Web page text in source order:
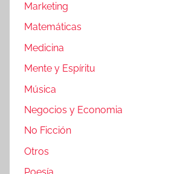
Marketing
Matemáticas
Medicina
Mente y Espíritu
Música
Negocios y Economia
No Ficción
Otros